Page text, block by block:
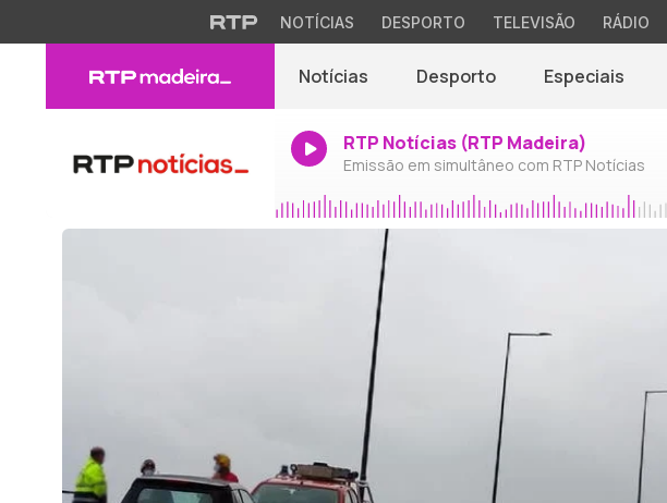
NOTÍCIAS DESPORTO TELEVISÃO RÁDIO
Notícias Desporto Especiais
RTP Notícias (RTP Madeira)
Emissão em simultâneo com RTP Notícias